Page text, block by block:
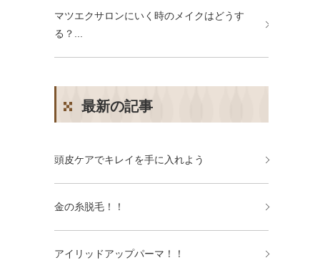
マツエクサロンにいく時のメイクはどうす
る？...
最新の記事
頭皮ケアでキレイを手に入れよう
金の糸脱毛！！
アイリッドアップパーマ！！